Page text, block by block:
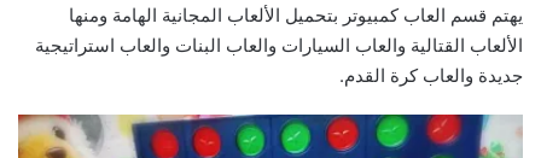
يهتم قسم العاب كمبيوتر بتحميل الألعاب المجانية الهامة ومنها
الألعاب القتالية والعاب السيارات والعاب البنات والعاب استراتيجية
جديدة والعاب كرة القدم.